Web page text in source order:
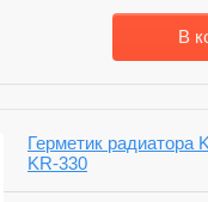
В
Герметик радиатора
KR-330